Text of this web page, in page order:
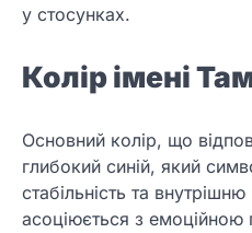
у стосунках.
Колір імені
Основний колір, що
глибокий синій, який
стабільність та
асоціюється з емоційною